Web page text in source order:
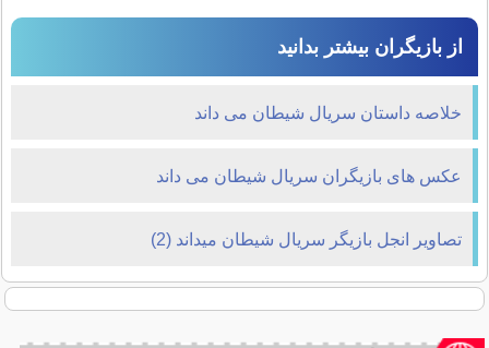
از بازیگران بیشتر بدانید
خلاصه داستان سریال شیطان می داند
عکس های بازیگران سریال شیطان می داند
تصاویر انجل بازیگر سریال شیطان میداند (2)